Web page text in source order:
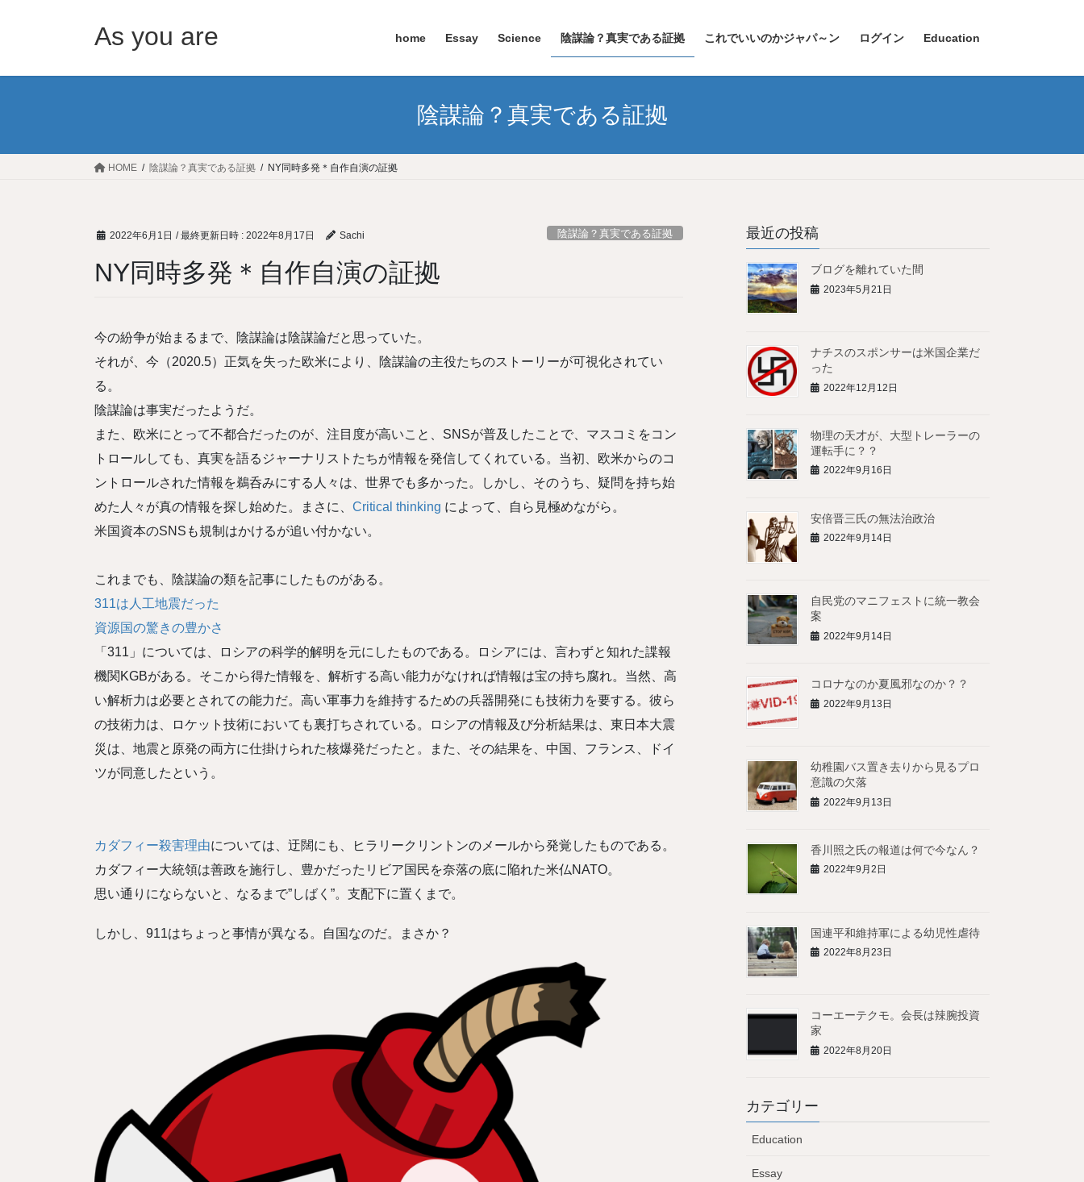
As you are home Essay Science 陰謀論？真実である証拠 これでいいのかジャパ～ン ログイン Education
陰謀論？真実である証拠
HOME 陰謀論？真実である証拠 NY同時多発＊自作自演の証拠
2022年6月1日 / 最終更新日時 : 2022年8月17日 Sachi 陰謀論？真実である証拠
NY同時多発＊自作自演の証拠
今の紛争が始まるまで、陰謀論は陰謀論だと思っていた。
それが、今（2020.5）正気を失った欧米により、陰謀論の主役たちのストーリーが可視化されてい
る。
陰謀論は事実だったようだ。
また、欧米にとって不都合だったのが、注目度が高いこと、SNSが普及したことで、マスコミをコン
トロールしても、真実を語るジャーナリストたちが情報を発信してくれている。当初、欧米からのコ
ントロールされた情報を鵜呑みにする人々は、世界でも多かった。しかし、そのうち、疑問を持ち始
めた人々が真の情報を探し始めた。まさに、 Critical thinking によって、自ら見極めながら。
米国資本のSNSも規制はかけるが追い付かない。
これまでも、陰謀論の類を記事にしたものがある。
311は人工地震だった
資源国の驚きの豊かさ
「311」については、ロシアの科学的解明を元にしたものである。ロシアには、言わずと知れた諜報
機関KGBがある。そこから得た情報を、解析する高い能力がなければ情報は宝の持ち腐れ。当然、高
い解析力は必要とされての能力だ。高い軍事力を維持するための兵器開発にも技術力を要する。彼ら
の技術力は、ロケット技術においても裏打ちされている。ロシアの情報及び分析結果は、東日本大震
災は、地震と原発の両方に仕掛けられた核爆発だったと。また、その結果を、中国、フランス、ドイ
ツが同意したという。
カダフィー殺害理由については、迂闊にも、ヒラリークリントンのメールから発覚したものである。
カダフィー大統領は善政を施行し、豊かだったリビア国民を奈落の底に陥れた米仏NATO。
思い通りにならないと、なるまで”しばく”。支配下に置くまで。
しかし、911はちょっと事情が異なる。自国なのだ。まさか？
最近の投稿
ブログを離れていた間
2023年5月21日
ナチスのスポンサーは米国企業だ
った
2022年12月12日
物理の天才が、大型トレーラーの
運転手に？？
2022年9月16日
安倍晋三氏の無法治政治
2022年9月14日
自民党のマニフェストに統一教会
案
2022年9月14日
コロナなのか夏風邪なのか？？
2022年9月13日
幼稚園バス置き去りから見るプロ
意識の欠落
2022年9月13日
香川照之氏の報道は何で今なん？
2022年9月2日
国連平和維持軍による幼児性虐待
2022年8月23日
コーエーテクモ。会長は辣腕投資
家
2022年8月20日
カテゴリー
Education
Essay